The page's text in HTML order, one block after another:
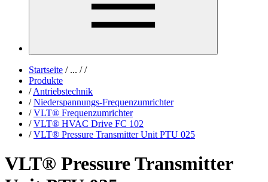
Startseite /... / /
Produkte
/ Antriebstechnik
/ Niederspannungs-Frequenzumrichter
/ VLT® Frequenzumrichter
/ VLT® HVAC Drive FC 102
/ VLT® Pressure Transmitter Unit PTU 025
VLT® Pressure Transmitter